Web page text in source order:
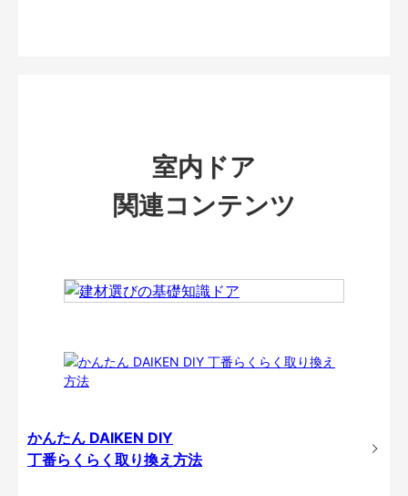
室内ドア
関連コンテンツ
かんたん DAIKEN DIY
丁番らくらく取り換え方法